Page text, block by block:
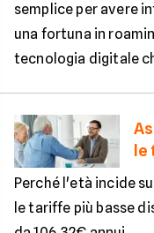
semplice per avere
una fortuna in
tecnologia digitale
Perché l'età incide
le tariffe più basse